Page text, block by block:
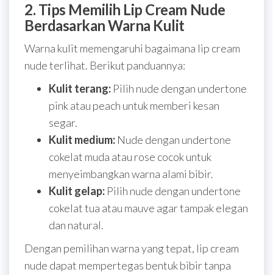
2. Tips Memilih Lip Cream Nude
Berdasarkan Warna Kulit
Warna kulit memengaruhi bagaimana lip cream
nude terlihat. Berikut panduannya:
Kulit terang: Pilih nude dengan undertone
pink atau peach untuk memberi kesan
segar.
Kulit medium: Nude dengan undertone
cokelat muda atau rose cocok untuk
menyeimbangkan warna alami bibir.
Kulit gelap: Pilih nude dengan undertone
cokelat tua atau mauve agar tampak elegan
dan natural.
Dengan pemilihan warna yang tepat, lip cream
nude dapat mempertegas bentuk bibir tanpa